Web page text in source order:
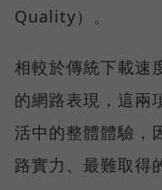
Quality）。
相較於傳統下載速
的網路表現，這兩
活中的整體體驗，
路實力、最難取得